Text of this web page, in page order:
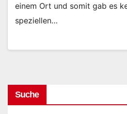
einem Ort und somit gab es
speziellen…
Suche